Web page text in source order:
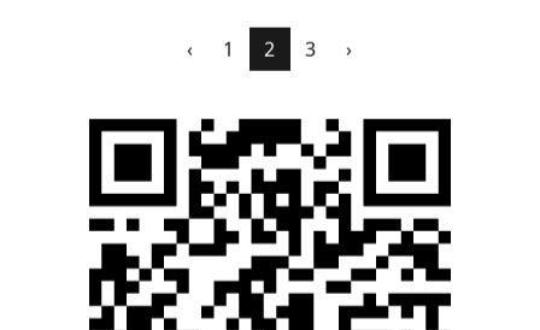
‹ 1 2 3 ›